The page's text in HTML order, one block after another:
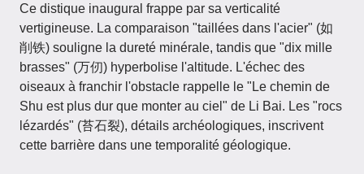
Ce distique inaugural frappe par sa verticalité
vertigineuse. La comparaison "taillées dans l'acier" (如
削铁) souligne la dureté minérale, tandis que "dix mille
brasses" (万仞) hyperbolise l'altitude. L'échec des
oiseaux à franchir l'obstacle rappelle le "Le chemin de
Shu est plus dur que monter au ciel" de Li Bai. Les "rocs
lézardés" (苔石裂), détails archéologiques, inscrivent
cette barrière dans une temporalité géologique.